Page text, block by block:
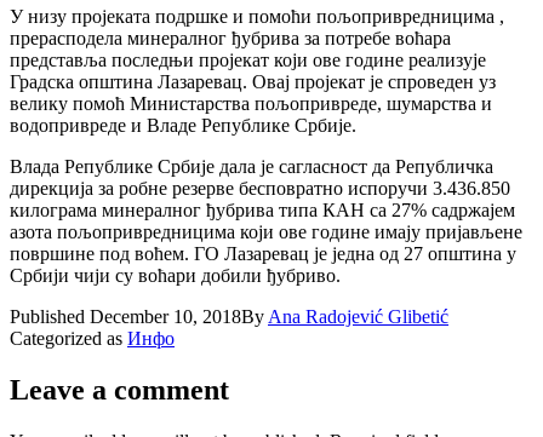
У низу пројеката подршке и помоћи пољопривредницима ,
прерасподела минералног ђубрива за потребе воћара
представља последњи пројекат који ове године реализује
Градска општина Лазаревац. Овај пројекат је спроведен уз
велику помоћ Министарства пољопривреде, шумарства и
водопривреде и Владе Републике Србије.
Влада Републике Србије дала је сагласност да Републичка
дирекција за робне резерве бесповратно испоручи 3.436.850
килограма минералног ђубрива типа КАН са 27% садржајем
азота пољопривредницима који ове године имају пријављене
површине под воћем. ГО Лазаревац је једна од 27 општина у
Србији чији су воћари добили ђубриво.
Published December 10, 2018By Ana Radojević Glibetić
Categorized as Инфо
Leave a comment